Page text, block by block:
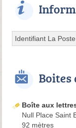
Identifiant La Poste
Boîte aux
Null Place Saint
92 mètres